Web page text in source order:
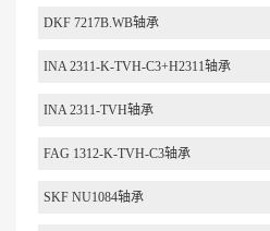
DKF 7217B.WB轴承
INA 2311-K-TVH-C3+H2311轴承
INA 2311-TVH轴承
FAG 1312-K-TVH-C3轴承
SKF NU1084轴承